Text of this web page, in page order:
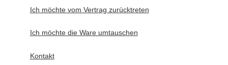
Ich möchte vom Vertrag zurücktreten
Ich möchte die Ware umtauschen
Kontakt